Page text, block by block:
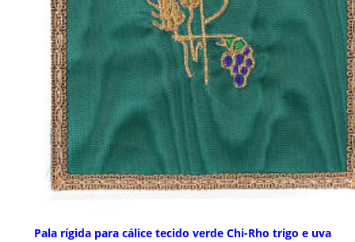
Pala rígida para cálice tecido verde Chi-Rho trigo e uva